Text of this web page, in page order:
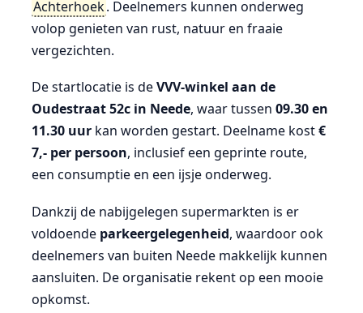
Achterhoek. Deelnemers kunnen onderweg
volop genieten van rust, natuur en fraaie
vergezichten.
De startlocatie is deVVV-winkel aan de
Oudestraat 52c in Neede, waar tussen 09.30 en
11.30 uurkan worden gestart. Deelname kost€
7,- per persoon, inclusief een geprinte route,
een consumptie en een ijsje onderweg.
Dankzij de nabijgelegen supermarkten is er
voldoende parkeergelegenheid, waardoor ook
deelnemers van buiten Neede makkelijk kunnen
aansluiten. De organisatie rekent op een mooie
opkomst.